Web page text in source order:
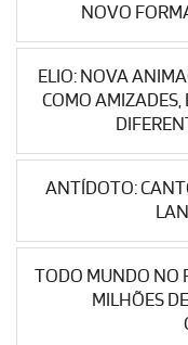
NOVO
ELIO: NOVA
COMO AMIZADES,
ANTÍDOTO:
TODO MUNDO NO
MILHÕES